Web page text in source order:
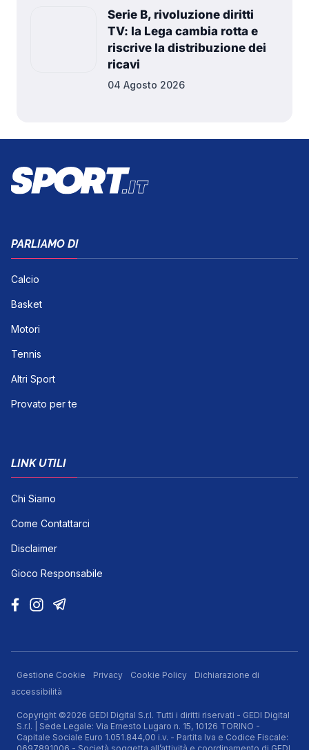
Serie B, rivoluzione diritti
TV: la Lega cambia rotta e
riscrive la distribuzione dei
ricavi
04 Agosto 2026
PARLIAMO DI
Calcio
Basket
Motori
Tennis
Altri Sport
Provato per te
LINK UTILI
Chi Siamo
Come Contattarci
Disclaimer
Gioco Responsabile
Gestione Cookie Privacy Cookie Policy
Dichiarazione di
accessibilità
Copyright ©2026 GEDI Digital S.r.l. Tutti i diritti riservati - GEDI Digital
S.r.l. | Sede Legale: Via Ernesto Lugaro n. 15, 10126 TORINO -
Capitale Sociale Euro 1.051.844,00 i.v. - Partita Iva e Codice Fiscale: